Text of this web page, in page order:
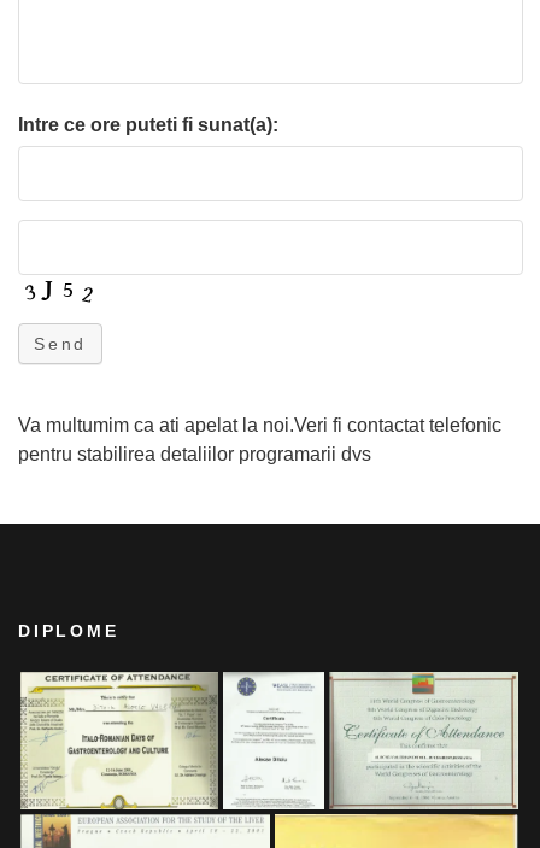
Intre ce ore puteti fi sunat(a):
Send
Va multumim ca ati apelat la noi.Veri fi contactat telefonic
pentru stabilirea detaliilor programarii dvs
DIPLOME